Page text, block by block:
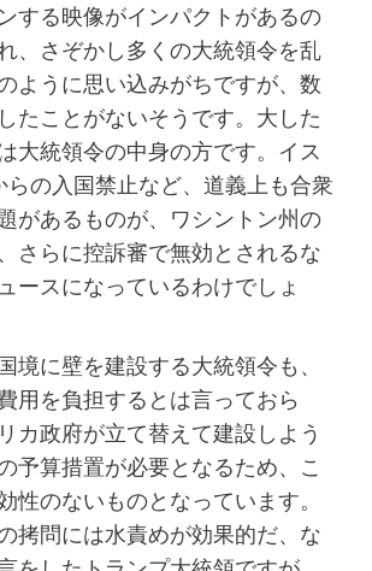
する映像がインパクトがあるの
、さぞかし多くの大統領令を乱
ように思い込みがちですが、数
たことがないそうです。大した
大統領令の中身の方です。イス
らの入国禁止など、道義上も合衆
があるものが、ワシントン州の
さらに控訴審で無効とされるな
ースになっているわけでしょ
境に壁を建設する大統領令も、
用を負担するとは言っておら
カ政府が立て替えて建設しよう
予算措置が必要となるため、こ
性のないものとなっています。
拷問には水責めが効果的だ、な